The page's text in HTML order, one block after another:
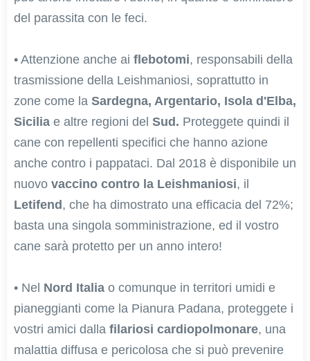
del parassita con le feci.
• Attenzione anche ai flebotomi, responsabili della
trasmissione della Leishmaniosi, soprattutto in
zone come la Sardegna, Argentario, Isola d'Elba,
Sicilia e altre regioni del Sud. Proteggete quindi il
cane con repellenti specifici che hanno azione
anche contro i pappataci. Dal 2018 è disponibile un
nuovo vaccino contro la Leishmaniosi, il
Letifend, che ha dimostrato una efficacia del 72%;
basta una singola somministrazione, ed il vostro
cane sarà protetto per un anno intero!
• Nel Nord Italia o comunque in territori umidi e
pianeggianti come la Pianura Padana, proteggete i
vostri amici dalla filariosi cardiopolmonare, una
malattia diffusa e pericolosa che si può prevenire